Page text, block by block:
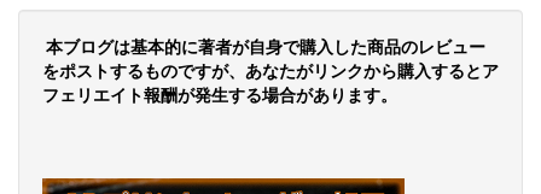
ナ
ビ
本ブログは基本的に著者が自身で購入した商品のレビュー
をポストするものですが、あなたがリンクから購入するとア
フェリエイト報酬が発生する場合があります。